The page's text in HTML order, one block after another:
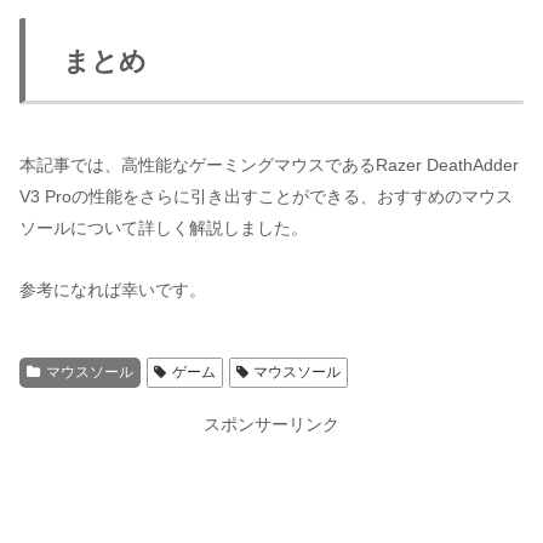
まとめ
本記事では、高性能なゲーミングマウスであるRazer DeathAdder
V3 Proの性能をさらに引き出すことができる、おすすめのマウス
ソールについて詳しく解説しました。
参考になれば幸いです。
マウスソール ゲーム マウスソール
スポンサーリンク